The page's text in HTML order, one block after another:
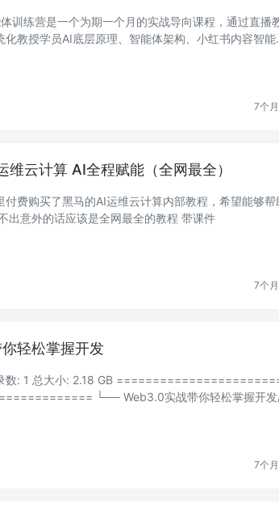
训练营是一个为期一个月的实战导向课程，通过直播
化教授学员AI底层原理、智能体架构、小红书内容智能
7个
维云计算 AI全程赋能（全网最全）
付费购买了黑马的AI运维云计算内部教程，希望能够帮
出意外的话应该是全网最全的教程 带课件
7个
轻松掌握开发
数: 1 总大小: 2.18 GB
Web3.0实战带你轻松掌握开发/
7个